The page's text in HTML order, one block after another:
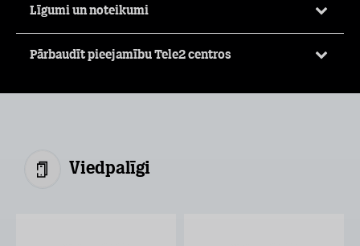
Līgumi un noteikumi
Pārbaudīt pieejamību Tele2 centros
Viedpalīgi